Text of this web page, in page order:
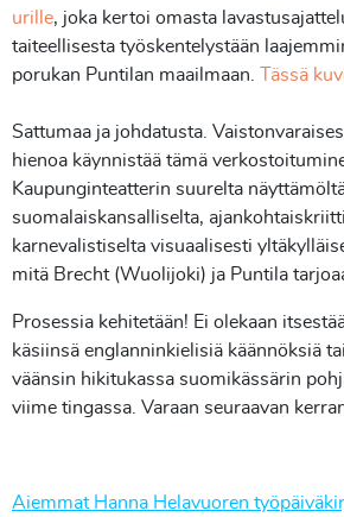
urille, joka kertoi omasta
taiteellisesta työskentelystään
porukan Puntilan maailmaan.
Tässä
Sattumaa ja johdatusta.
hienoa käynnistää tämä
Kaupunginteatterin suurelta
suomalaiskansalliselta,
karnevalistiselta visuaalisesti
mitä Brecht (Wuolijoki) ja Puntila
Prosessia kehitetään! Ei olekaan
käsiinsä englanninkielisiä käännöksiä
väänsin hikitukassa suomikässärin
viime tingassa. Varaan seuraavan
Aiemmat Hanna Helavuoren